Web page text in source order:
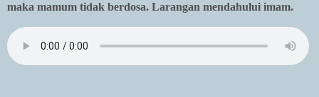
maka mamum tidak berdosa. Larangan mendahului imam.